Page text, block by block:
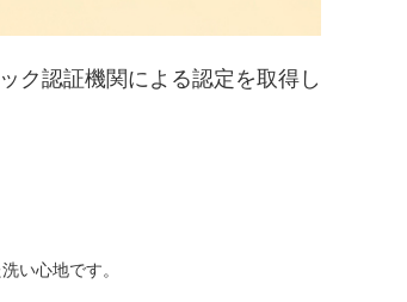
ク認証機関による認定を取得し
い心地です。